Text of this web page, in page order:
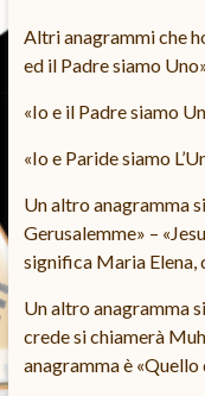
Altri anagrammi che
ed il Padre siamo
«Io e il Padre siamo
«Io e Paride siamo
Un altro anagramma
Gerusalemme» –
significa Maria
Un altro anagramma
crede si chiamerà
anagramma è «Quello